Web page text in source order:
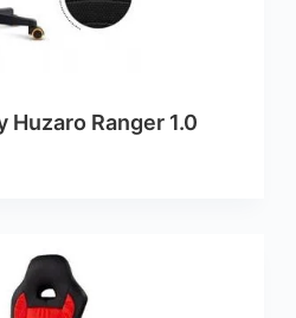
Huzaro Ranger 1.0